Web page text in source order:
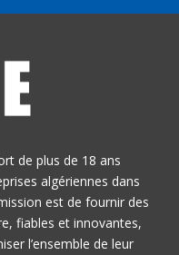
de plus de 18 ans
algériennes dans
est de fournir des
fiables et innovantes,
l’ensemble de leur